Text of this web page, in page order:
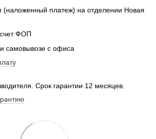
(наложенный платеж) на отделении Новая
ФОП
самовывозе с офиса
Срок гарантии 12 месяцев.